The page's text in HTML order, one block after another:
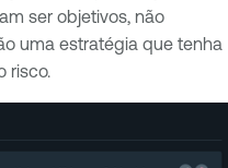
ser objetivos, não
uma estratégia que tenha
risco.